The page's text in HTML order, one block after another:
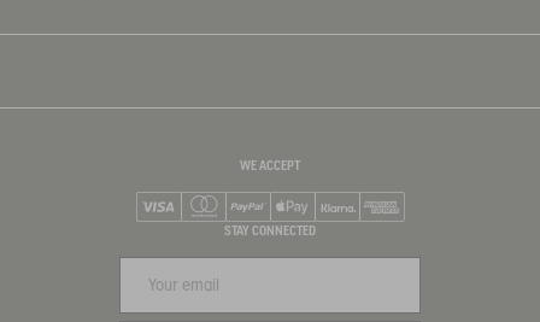
WE ACCEPT
Mastercard
PayPalApple Pay
STAY CONNECTED